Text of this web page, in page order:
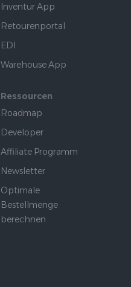
Inventur App
Retourenportal
EDI
Warehouse App
Ressourcen
Roadmap
Developer
Affiliate Programm
Newsletter
Optimale
Bestellmenge
berechnen